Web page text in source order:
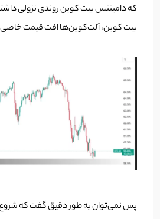
که دامیننس بیت کوین روندی نزولی
بیت کوین، آلت‌کوین‌ها افت قیمت خاصی
پس نمی‌توان به طور دقیق گفت که